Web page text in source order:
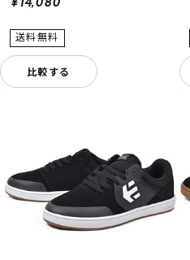
¥14,080
比較する